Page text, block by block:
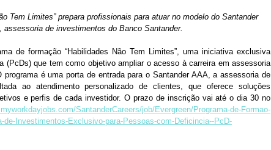
Tem Limites” prepara profissionais para atuar no modelo do Santander
assessoria de investimentos do Banco Santander.
de formação “Habilidades Não Tem Limites”, uma iniciativa exclusiva
(PcDs) que tem como objetivo ampliar o acesso à carreira em assessoria
é uma porta de entrada para o Santander AAA, a assessoria de
ao atendimento personalizado de clientes, que oferece soluções
e perfis de cada investidor. O prazo de inscrição vai até o dia 30 no
SantanderCareers/job/Evergreen/Programa-de-Formao-
de-Investimentos-Exclusivo-para-Pessoas-com-Deficincia--PcD-